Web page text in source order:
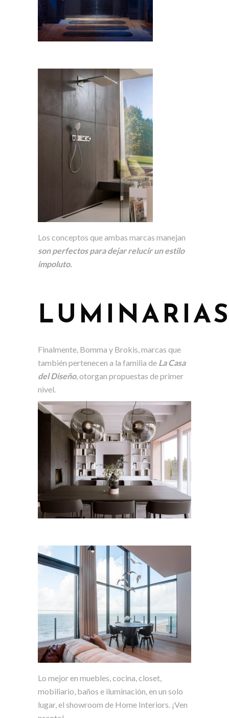
Los conceptos que ambas marcas manejan
son perfectos para dejar relucir un estilo
impoluto.
Finalmente, Bomma y Brokis, marcas que
también pertenecen a la familia de La Casa
del Diseño, otorgan propuestas de primer
nivel.
Lo mejor en muebles, cocina, closet,
mobiliario, baños e iluminación, en un solo
lugar, el showroom de Home Interiors. ¡Ven